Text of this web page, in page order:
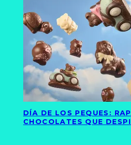
DÍA DE LOS PEQUES:
CHOCOLATES QUE